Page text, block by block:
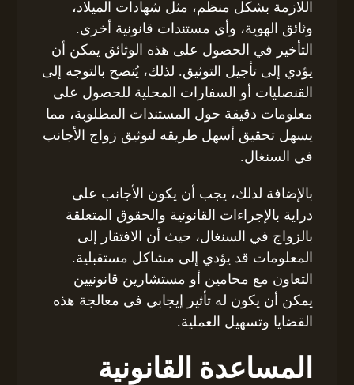
اللازمة بشكل منظم، مثل شهادات الميلاد،
وثائق الهوية، وأي مستندات قانونية أخرى.
التأخير في الحصول على هذه الوثائق يمكن أن
يؤدي إلى تأجيل التوثيق. لذلك، يُنصح بالتوجه إلى
القنصليات أو السفارات المحلية للحصول على
معلومات دقيقة حول المستندات المطلوبة، مما
يسهل تحقيق أسهل طريقه لتوثيق زواج الأجانب
في السنغال.
بالإضافة لذلك، يجب أن يكون الأجانب على
دراية بالإجراءات القانونية والحقوق المتعلقة
بالزواج في السنغال، حيث أن الافتقار إلى
المعلومات قد يؤدي إلى مشاكل مستقبلية.
التعاون مع محامين أو مستشارين قانونيين
يمكن أن يكون له تأثير إيجابي في معالجة هذه
القضايا وتسهيل العملية.
المساعدة القانونية